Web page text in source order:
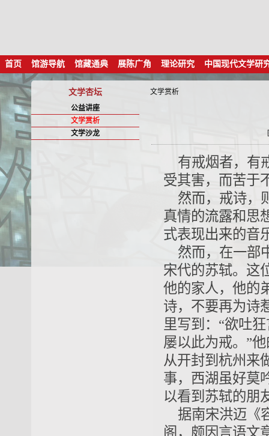
首页 馆游导航 馆藏通典 展陈广角 理论研究 中国现代文学研
文学杏坛
文学赏析
公益讲座
文学赏析
文学沙龙
有戒烟者，有
受其害，而苦于
然而，戒诗，
真情的流露和思
式表现出来的音
然而，在一部
宋代的苏轼。这
他的家人，他的
诗，不要再为诗
里写到：“欲吐
屡以此为戒。”
从开封到杭州来
事，西湖虽好莫
以看到苏轼的朋
据南宋洪迈《
阁，颇因言语文